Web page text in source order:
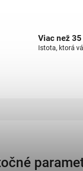
Viac než
Istota, ktorá